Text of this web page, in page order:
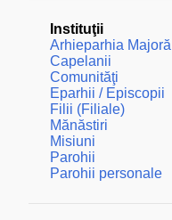
Instituţii
Arhieparhia Majoră
Capelanii
Comunităţi
Eparhii / Episcopii
Filii (Filiale)
Mănăstiri
Misiuni
Parohii
Parohii personale